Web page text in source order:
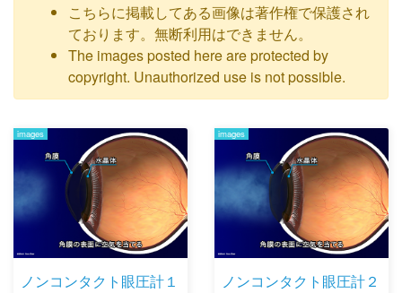
こちらに掲載してある画像は著作権で保護され
ております。無断利用はできません。
The images posted here are protected by
copyright. Unauthorized use is not possible.
images
ノンコンタクト眼圧計１
images
ノンコンタクト眼圧計２